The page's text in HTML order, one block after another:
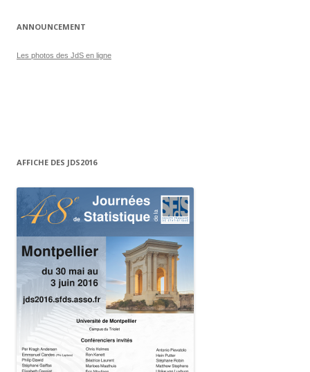
ANNOUNCEMENT
Les photos des JdS en ligne
AFFICHE DES JDS2016